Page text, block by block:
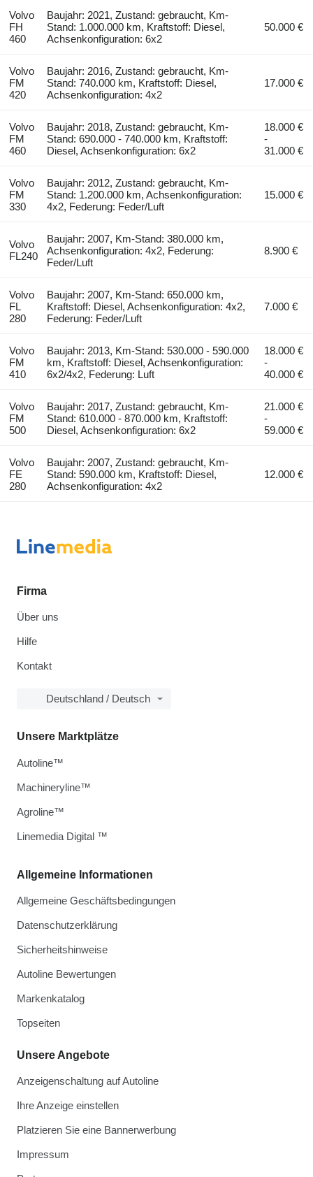
Volvo
FH
460
Baujahr: 2021, Zustand: gebraucht, Km-
Stand: 1.000.000 km, Kraftstoff: Diesel,
Achsenkonfiguration: 6x2
50.000 €
Volvo
FM
420
Baujahr: 2016, Zustand: gebraucht, Km-
Stand: 740.000 km, Kraftstoff: Diesel,
Achsenkonfiguration: 4x2
17.000 €
Volvo
FM
460
Baujahr: 2018, Zustand: gebraucht, Km-
Stand: 690.000 - 740.000 km, Kraftstoff:
Diesel, Achsenkonfiguration: 6x2
18.000 €
-
31.000 €
Volvo
FM
330
Baujahr: 2012, Zustand: gebraucht, Km-
Stand: 1.200.000 km, Achsenkonfiguration:
4x2, Federung: Feder/Luft
15.000 €
Volvo
FL240
Baujahr: 2007, Km-Stand: 380.000 km,
Achsenkonfiguration: 4x2, Federung:
Feder/Luft
8.900 €
Volvo
FL
280
Baujahr: 2007, Km-Stand: 650.000 km,
Kraftstoff: Diesel, Achsenkonfiguration: 4x2,
Federung: Feder/Luft
7.000 €
Volvo
FM
410
Baujahr: 2013, Km-Stand: 530.000 - 590.000
km, Kraftstoff: Diesel, Achsenkonfiguration:
6x2/4x2, Federung: Luft
18.000 €
-
40.000 €
Volvo
FM
500
Baujahr: 2017, Zustand: gebraucht, Km-
Stand: 610.000 - 870.000 km, Kraftstoff:
Diesel, Achsenkonfiguration: 6x2
21.000 €
-
59.000 €
Volvo
FE
280
Baujahr: 2007, Zustand: gebraucht, Km-
Stand: 590.000 km, Kraftstoff: Diesel,
Achsenkonfiguration: 4x2
12.000 €
Firma
Über uns
Hilfe
Kontakt
Deutschland / Deutsch
Allgemeine Informationen
Allgemeine Geschäftsbedingungen
Datenschutzerklärung
Sicherheitshinweise
Autoline Bewertungen
Markenkatalog
Topseiten
Unsere Angebote
Anzeigenschaltung auf Autoline
Ihre Anzeige einstellen
Platzieren Sie eine Bannerwerbung
Impressum
Unsere Marktplätze
Autoline™
Machineryline™
Agroline™
Linemedia Digital ™